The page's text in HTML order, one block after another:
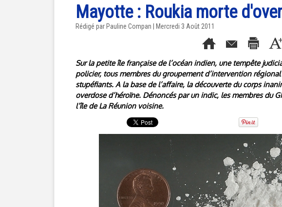
Mayotte : Roukia morte
Rédigé par Pauline Compan | Mercredi 3 Août 2011
Sur la petite île française de l’océan indien, une tempête
policier, tous membres du groupement d’intervention
stupéfiants. A la base de l’affaire, la découverte du corps
overdose d’héroïne. Dénoncés par un indic, les membres du
l’île de La Réunion voisine.